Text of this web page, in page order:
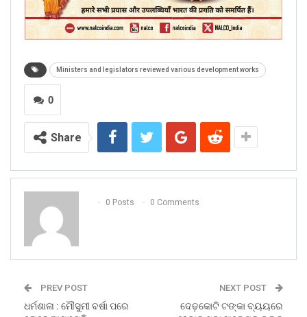
Ministers and legislators reviewed various development works
0
Share
0 Posts 0 Comments
PREV POST
ଧର୍ମଶାଳା : ମୌସୁମୀ ବର୍ଷା ପରେ
NEXT POST
ଦେଢ଼କୋଟି ଟଙ୍କା ବ୍ୟୟରେ